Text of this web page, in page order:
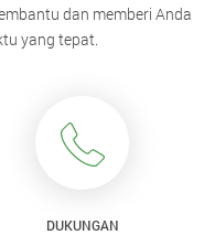
dan memberi Anda
yang tepat.
DUKUNGAN